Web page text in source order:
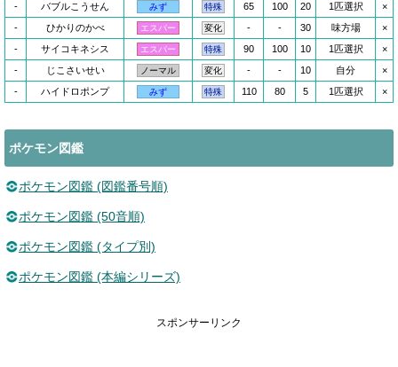
-
バブルこうせん みず 特殊 65 100 20 1匹選択
×
-
ひかりのかべ エスパー 変化 - - 30 味方場
×
-
サイコキネシス エスパー 特殊 90 100 10 1匹選択
×
-
じこさいせい ノーマル 変化 - - 10 自分
×
-
ハイドロポンプ みず 特殊 110 80 5 1匹選択 ×
ポケモン図鑑
ポケモン図鑑 (図鑑番号順)
ポケモン図鑑 (50音順)
ポケモン図鑑 (タイプ別)
ポケモン図鑑 (本編シリーズ)
スポンサーリンク